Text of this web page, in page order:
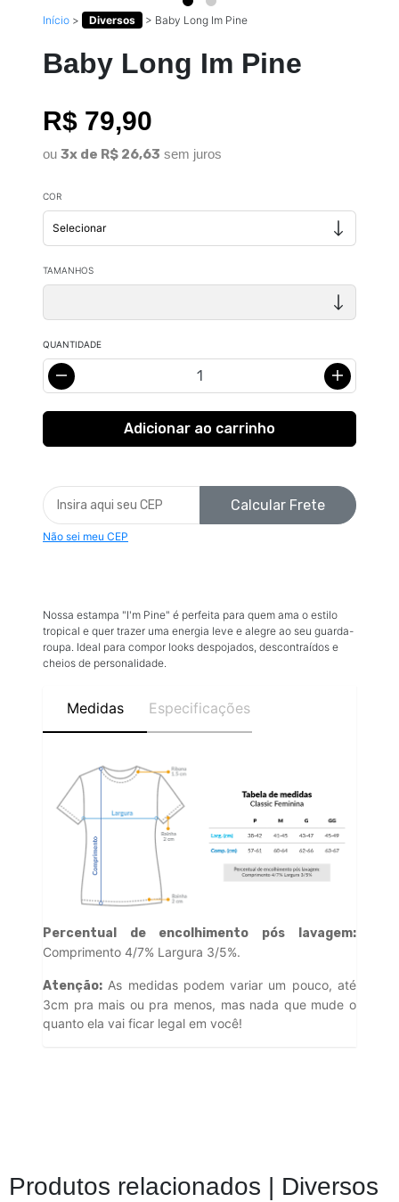
Início > Diversos > Baby Long Im Pine
Baby Long Im Pine
R$ 79,90
ou 3x de R$ 26,63 sem juros
COR
TAMANHOS
QUANTIDADE
Calcular Frete
Não sei meu CEP
Nossa estampa "I'm Pine" é perfeita para quem ama o estilo
tropical e quer trazer uma energia leve e alegre ao seu guarda-
roupa. Ideal para compor looks despojados, descontraídos e
cheios de personalidade.
Medidas Especificações
Percentual de encolhimento pós lavagem:
Comprimento 4/7% Largura 3/5%.
Atenção: As medidas podem variar um pouco, até
3cm pra mais ou pra menos, mas nada que mude o
quanto ela vai ficar legal em você!
Produtos relacionados | Diversos